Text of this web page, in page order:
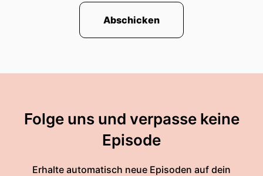
Abschicken
Folge uns und verpasse keine
Episode
Erhalte automatisch neue Episoden auf dein